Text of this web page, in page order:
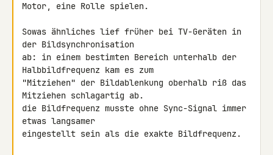
Motor, eine Rolle spielen.
Sowas ähnliches lief früher bei TV-Geräten in
der Bildsynchronisation
ab: in einem bestimten Bereich unterhalb der
Halbbildfrequenz kam es zum
"Mitziehen" der Bildablenkung oberhalb riß das
Mitziehen schlagartig ab.
die Bildfrequenz musste ohne Sync-Signal immer
etwas langsamer
eingestellt sein als die exakte Bildfrequenz.